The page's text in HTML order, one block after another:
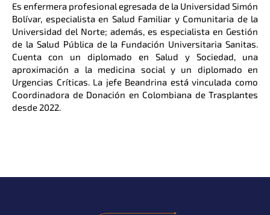
Es enfermera profesional egresada de la Universidad Simón
Bolívar, especialista en Salud Familiar y Comunitaria de la
Universidad del Norte; además, es especialista en Gestión
de la Salud Pública de la Fundación Universitaria Sanitas.
Cuenta con un diplomado en Salud y Sociedad, una
aproximación a la medicina social y un diplomado en
Urgencias Críticas. La jefe Beandrina está vinculada como
Coordinadora de Donación en Colombiana de Trasplantes
desde 2022.